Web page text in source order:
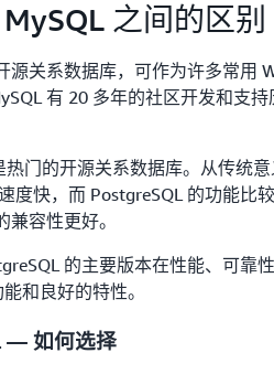
之间的区别
源关系数据库，可作为许多常用
有 20 多年的社区开发和支
热门的开源关系数据库。从传统
度快，而 PostgreSQL 的功能比
容性更好。
的主要版本在性能、可靠
和良好的特性。
— 如何选择